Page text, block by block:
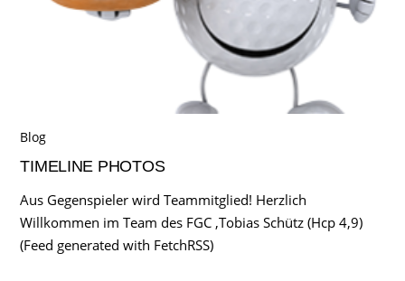
Blog
TIMELINE PHOTOS
Aus Gegenspieler wird Teammitglied! Herzlich
Willkommen im Team des FGC ,Tobias Schütz (Hcp 4,9)
(Feed generated with FetchRSS)